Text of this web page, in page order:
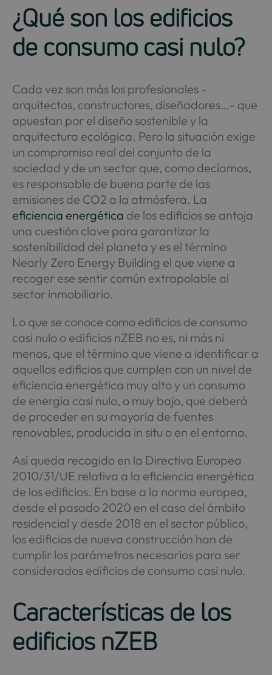
¿Qué son los edificios
de consumo casi nulo?
Cada vez son más los profesionales -
arquitectos, constructores, diseñadores…- que
apuestan por el diseño sostenible y la
arquitectura ecológica. Pero la situación exige
un compromiso real del conjunto de la
sociedad y de un sector que, como decíamos,
es responsable de buena parte de las
emisiones de CO2 a la atmósfera. La
eficiencia energética de los edificios se antoja
una cuestión clave para garantizar la
sostenibilidad del planeta y es el término
Nearly Zero Energy Building el que viene a
recoger ese sentir común extrapolable al
sector inmobiliario.
Lo que se conoce como edificios de consumo
casi nulo o edificios nZEB no es, ni más ni
menos, que el término que viene a identificar a
aquellos edificios que cumplen con un nivel de
eficiencia energética muy alto y un consumo
de energía casi nulo, o muy bajo, que deberá
de proceder en su mayoría de fuentes
renovables, producida in situ o en el entorno.
Así queda recogido en la Directiva Europea
2010/31/UE relativa a la eficiencia energética
de los edificios. En base a la norma europea,
desde el pasado 2020 en el caso del ámbito
residencial y desde 2018 en el sector público,
los edificios de nueva construcción han de
cumplir los parámetros necesarios para ser
considerados edificios de consumo casi nulo.
Características de los
edificios nZEB